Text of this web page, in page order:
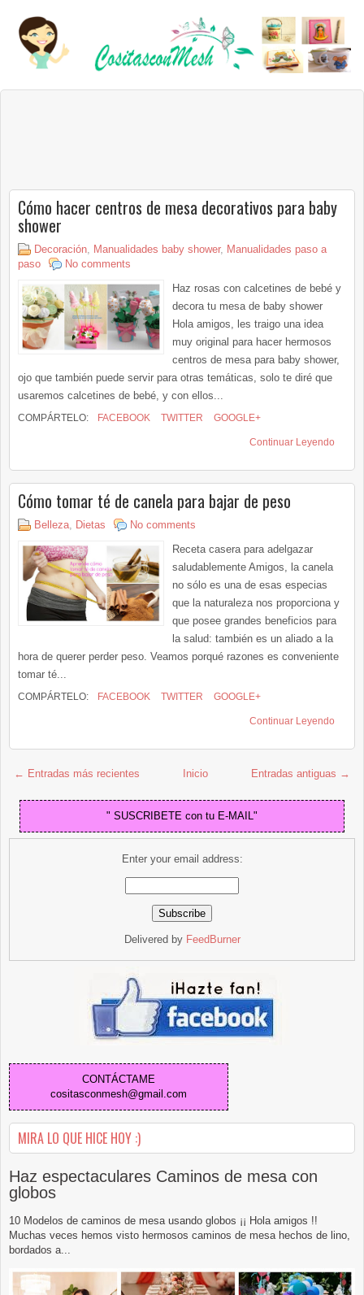
Cómo hacer centros de mesa decorativos para baby
shower
Decoración Manualidades baby shower, Manualidades paso a
paso
No comments
Haz rosas con calcetines de bebé y
decora tu mesa de baby shower
Hola amigos, les traigo una idea
muy original para hacer hermosos
centros de mesa para baby shower,
ojo que también puede servir para otras temáticas, solo te diré que
usaremos calcetines de bebé, y con ellos...
COMPÁRTELO: FACEBOOK TWITTER GOOGLE+
Continuar Leyendo
Cómo tomar té de canela para bajar de peso
Belleza Dietas
No comments
Receta casera para adelgazar
saludablemente Amigos, la canela
no sólo es una de esas especias
que la naturaleza nos proporciona y
que posee grandes beneficios para
la salud: también es un aliado a la
hora de querer perder peso. Veamos porqué razones es conveniente
tomar té...
COMPÁRTELO: FACEBOOK TWITTER GOOGLE+
Continuar Leyendo
← Entradas más recientes Entradas antiguas →
Inicio
" SUSCRIBETE con tu E-MAIL"
Enter your email address:
Delivered by FeedBurner
CONTÁCTAME
cositasconmesh@gmail.com
MIRA LO QUE HICE HOY :)
Haz espectaculares Caminos de mesa con
globos
10 Modelos de caminos de mesa usando globos ¡¡ Hola amigos !!
Muchas veces hemos visto hermosos caminos de mesa hechos de lino,
bordados a...